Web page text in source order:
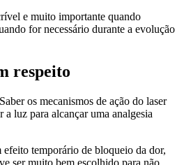
e muito importante quando
for necessário durante a evolução
respeito
os mecanismos de ação do laser
a luz para alcançar uma analgesia
efeito temporário de bloqueio da dor,